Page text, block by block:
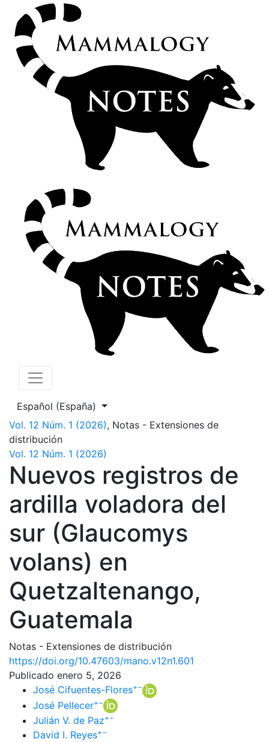
Nuevos registros de ardilla voladora del sur
Cambiar el idioma. El actual es:
Español (España)
Vol. 12 Núm. 1 (2026), Notas - Extensiones de
distribución
Vol. 12 Núm. 1 (2026)
Nuevos registros de
ardilla voladora del
sur (Glaucomys
volans) en
Quetzaltenango,
Guatemala
Notas - Extensiones de distribución
https://doi.org/10.47603/mano.v12n1.601
Publicado enero 5, 2026
José Cifuentes-Flores+−
José Pellecer+−
Julián V. de Paz+−
David I. Reyes+−